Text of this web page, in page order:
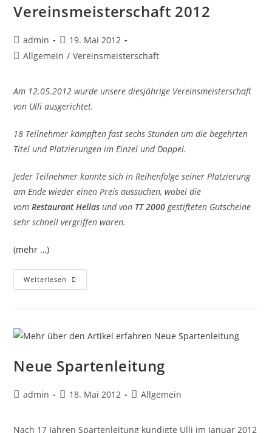
Vereinsmeisterschaft 2012
Beitrags-
Autor:
admin
Beitrag
veröffentlicht:
19. Mai 2012
Beitrags-
Allgemein / Vereinsmeisterschaft
Am 12.05.2012 wurde unsere diesjährige Vereinsmeisterschaft
von Ulli ausgerichtet.
18 Teilnehmer kämpften fast sechs Stunden um die begehrten
Titel und Platzierungen im Einzel und Doppel.
Jeder Teilnehmer konnte sich in Reihenfolge seiner Platzierung
am Ende wieder einen Preis aussuchen, wobei die
vomRestaurant Hellas und von TT 2000 gestifteten Gutscheine
sehr schnell vergriffen waren.
(mehr …)
Weiterlesen Vereinsmeisterschaft
2012
Neue Spartenleitung
Beitrags-
admin
Beitrag
18. Mai 2012
Beitrags-
Allgemein
Nach 17 Jahren Spartenleitung kündigte Ulli im Januar 2012